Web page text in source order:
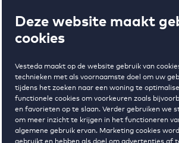
Deze website maakt
cookies
Vesteda maakt op de website gebruik van
technieken met als voornaamste doel om uw
tijdens het zoeken naar een woning te
functionele cookies om voorkeuren zoals
en favorieten op te slaan. Verder gebruiken we
om meer inzicht te krijgen in het functioneren
algemene gebruik ervan. Marketing cookies
Wonen in
Belvedere
Regelmatig beschikbaar